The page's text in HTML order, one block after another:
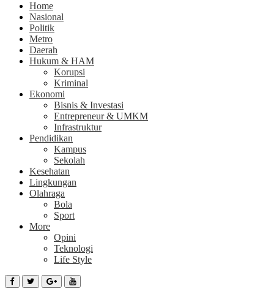
Home
Nasional
Politik
Metro
Daerah
Hukum & HAM
Korupsi
Kriminal
Ekonomi
Bisnis & Investasi
Entrepreneur & UMKM
Infrastruktur
Pendidikan
Kampus
Sekolah
Kesehatan
Lingkungan
Olahraga
Bola
Sport
More
Opini
Teknologi
Life Style